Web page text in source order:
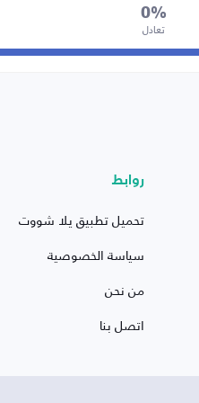
0%
تعادل
روابط
تحميل تطبيق يلا شووت
سياسة الخصوصية
من نحن
اتصل بنا